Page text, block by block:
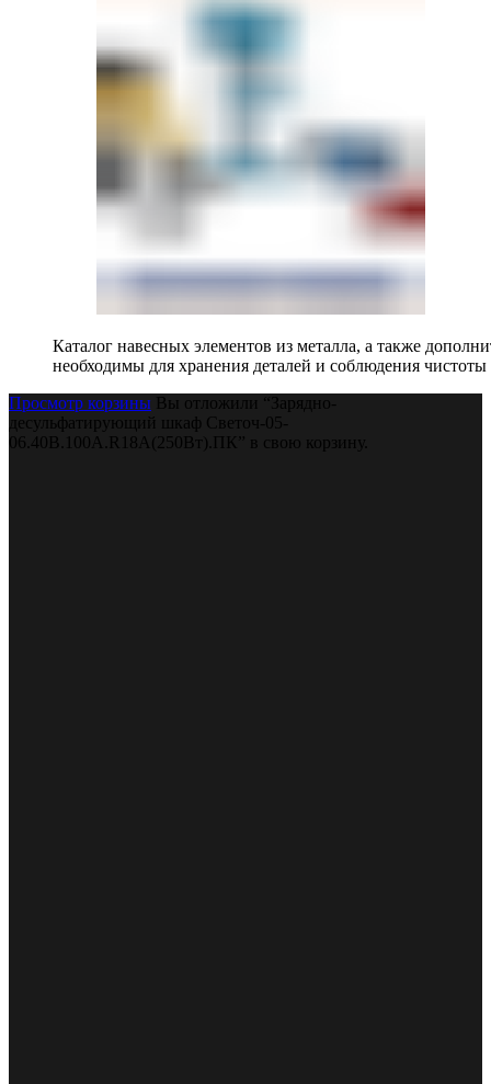
Каталог навесных элементов из металла, а также
необходимы для хранения деталей и соблюдения чистоты
Просмотр корзины Вы отложили “Зарядно-
десульфатирующий шкаф Светоч-05-
06.40B.100A.R18A(250Вт).ПК” в свою корзину.